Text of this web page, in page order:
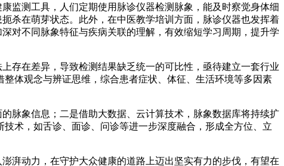
监测工具，人们定期使用脉诊仪器检测脉象，能及时察觉身体细
杀在萌芽状态。此外，在中医教学培训方面，脉诊仪器也发挥着
对不同脉象特征与疾病关联的理解，有效缩短学习周期，提升学
存在差异，导致检测结果缺乏统一的可比性，亟待建立一套行业
体观念与辨证思维，综合患者症状、体征、生活环境等多因素
脉象信息；二是借助大数据、云计算技术，脉象数据库将持续扩
术，如舌诊、面诊、问诊等进一步深度融合，形成全方位、立
湃动力，在守护大众健康的道路上迈出坚实有力的步伐，有望在